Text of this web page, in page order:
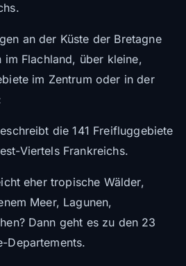
an der Küste der Bretagne
Flachland, über kleine,
im Zentrum oder in der
die 141 Freifluggebiete
Viertels Frankreichs.
eher tropische Wälder,
Meer, Lagunen,
Dann geht es zu den 23
Departements.